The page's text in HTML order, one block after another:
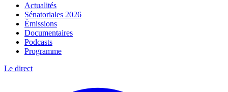
Actualités
Sénatoriales 2026
Émissions
Documentaires
Podcasts
Programme
Le direct